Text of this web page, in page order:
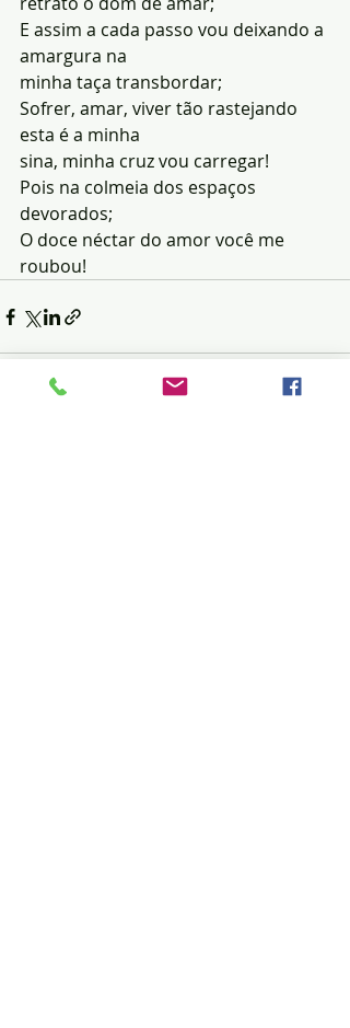
E assim a cada passo vou deixando a
amargura na
minha taça transbordar;
Sofrer, amar, viver tão rastejando
esta é a minha
sina, minha cruz vou carregar!
Pois na colmeia dos espaços
devorados;
O doce néctar do amor você me
roubou!